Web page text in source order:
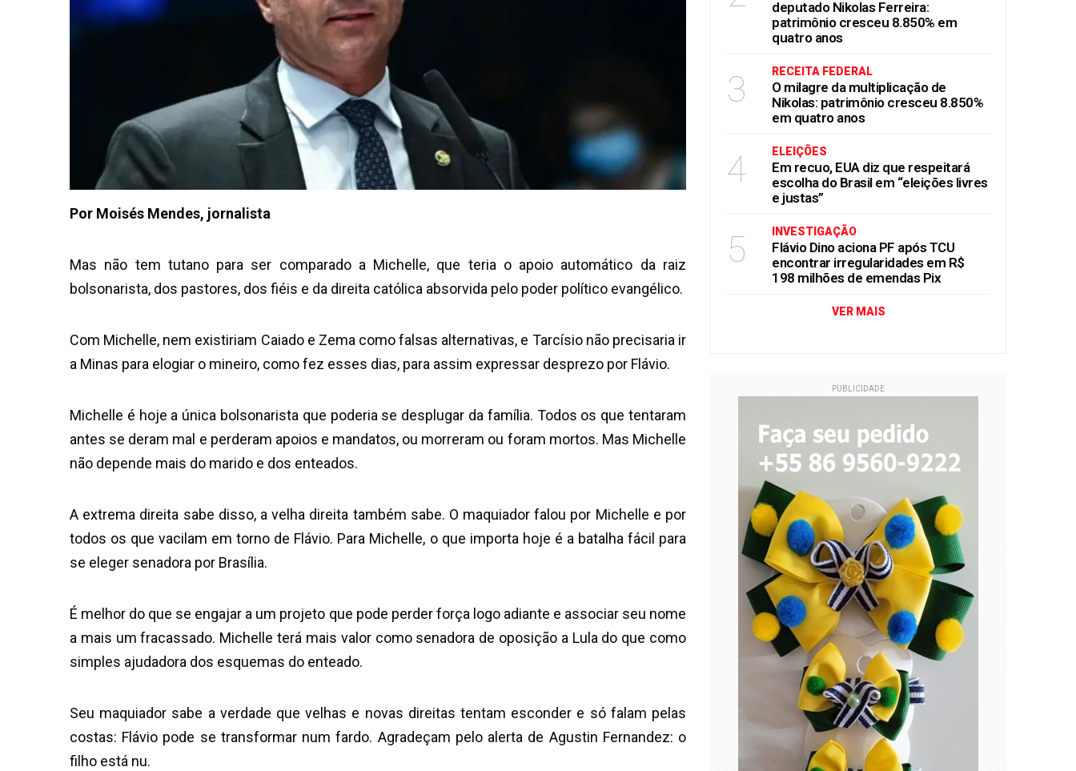
Por Moisés Mendes, jornalista
Mas não tem tutano para ser comparado a Michelle, que teria o apoio automático da raiz
bolsonarista, dos pastores, dos fiéis e da direita católica absorvida pelo poder político evangélico.
Com Michelle, nem existiriam Caiado e Zema como falsas alternativas, e Tarcísio não precisaria ir
a Minas para elogiar o mineiro, como fez esses dias, para assim expressar desprezo por Flávio.
Michelle é hoje a única bolsonarista que poderia se desplugar da família. Todos os que tentaram
antes se deram mal e perderam apoios e mandatos, ou morreram ou foram mortos. Mas Michelle
não depende mais do marido e dos enteados.
A extrema direita sabe disso, a velha direita também sabe. O maquiador falou por Michelle e por
todos os que vacilam em torno de Flávio. Para Michelle, o que importa hoje é a batalha fácil para
se eleger senadora por Brasília.
É melhor do que se engajar a um projeto que pode perder força logo adiante e associar seu nome
a mais um fracassado. Michelle terá mais valor como senadora de oposição a Lula do que como
simples ajudadora dos esquemas do enteado.
Seu maquiador sabe a verdade que velhas e novas direitas tentam esconder e só falam pelas
costas: Flávio pode se transformar num fardo. Agradeçam pelo alerta de Agustin Fernandez: o
filho está nu.
deputado Nikolas Ferreira:
patrimônio cresceu 8.850% em
quatro anos
3 RECEITA FEDERAL
O milagre da multiplicação de
Nikolas: patrimônio cresceu 8.850%
em quatro anos
4 ELEIÇÕES
Em recuo, EUA diz que respeitará
escolha do Brasil em “eleições livres
e justas”
5 INVESTIGAÇÃO
Flávio Dino aciona PF após TCU
encontrar irregularidades em R$
198 milhões de emendas Pix
VER MAIS
PUBLICIDADE